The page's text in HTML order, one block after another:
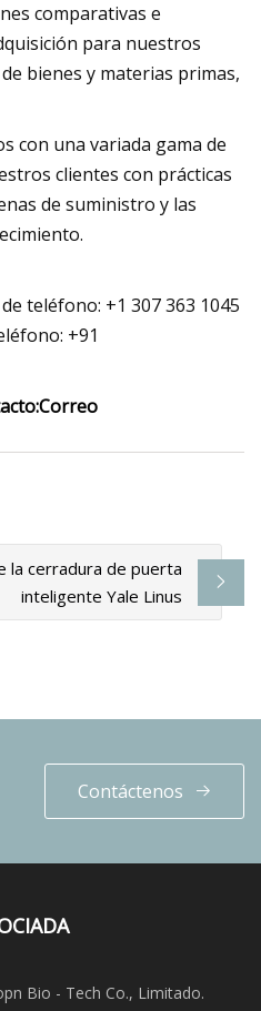
comparativas e
para nuestros
bienes y materias primas,
con una variada gama de
clientes con prácticas
de suministro y las
teléfono: +1 307 363 1045
+91
Correo
la cerradura de puerta
inteligente Yale Linus
Contáctenos
Bio - Tech Co., Limitado.